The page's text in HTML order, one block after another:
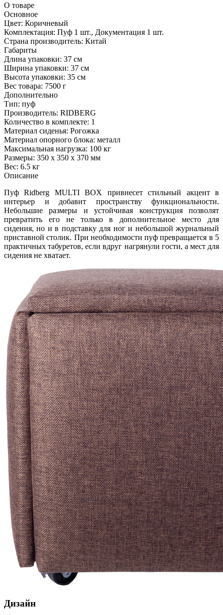
О товаре
Основное
Цвет: Коричневый
Комплектация: Пуф 1 шт., Документация 1 шт.
Страна производитель: Китай
Габариты
Длина упаковки: 37 см
Ширина упаковки: 37 см
Высота упаковки: 35 см
Вес товара: 7500 г
Дополнительно
Тип: пуф
Производитель: RIDBERG
Количество в комплекте: 1
Материал сиденья: Рогожка
Материал опорного блока: металл
Максимальная нагрузка: 100 кг
Размеры: 350 х 350 х 370 мм
Вес: 6.5 кг
Описание
Пуф Ridberg MULTI BOX привнесет стильный акцент в
интерьер и добавит пространству функциональности.
Небольшие размеры и устойчивая конструкция позволят
превратить его не только в дополнительное место для
сидения, но и в подставку для ног и небольшой журнальный
приставной столик. При необходимости пуф превращается в 5
практичных табуретов, если вдруг нагрянули гости, а мест для
сидения не хватает.
Дизайн